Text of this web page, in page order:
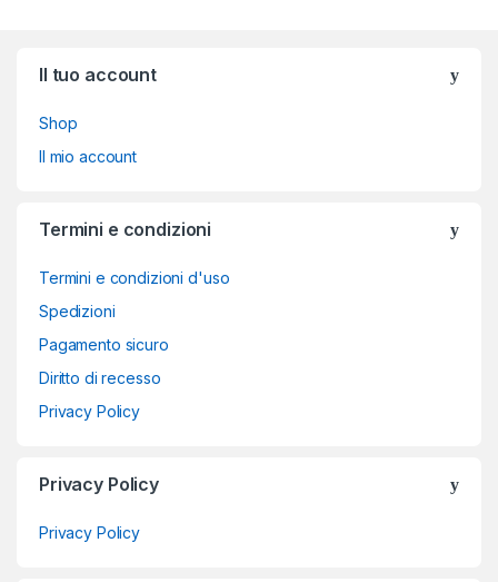
Il tuo account
Shop
Il mio account
Termini e condizioni
Termini e condizioni d'uso
Spedizioni
Pagamento sicuro
Diritto di recesso
Privacy Policy
Privacy Policy
Privacy Policy